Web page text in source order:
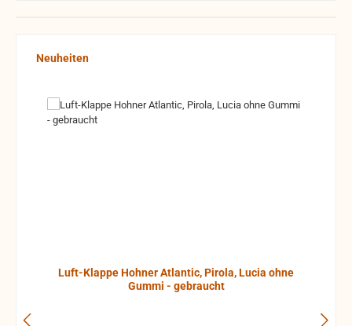
Produktgalerie überspringen
Neuheiten
Luft-Klappe Hohner Atlantic, Pirola, Lucia ohne
Gummi - gebraucht